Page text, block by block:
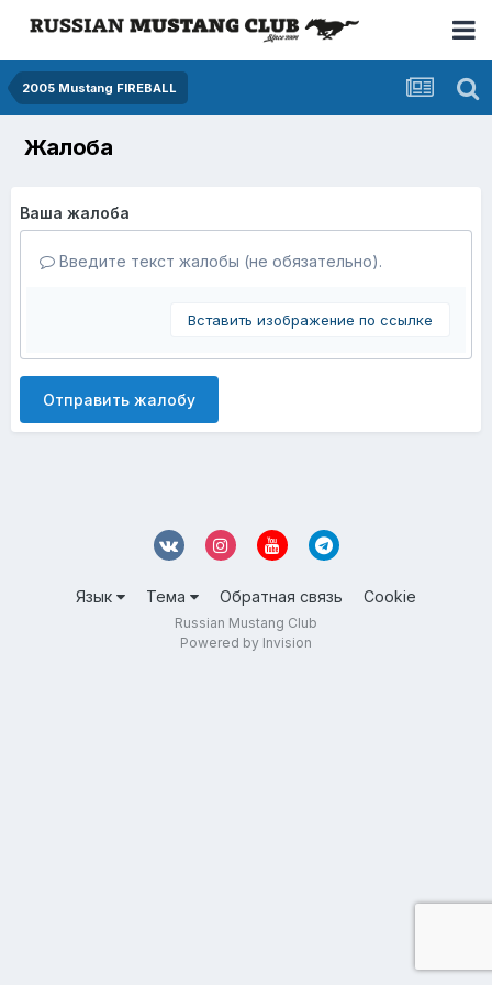
2005 Mustang FIREBALL
Жалоба
Ваша жалоба
Введите текст жалобы (не обязательно).
Вставить изображение по ссылке
Отправить жалобу
Язык Тема Обратная связь Cookie
Russian Mustang Club
Powered by Invision